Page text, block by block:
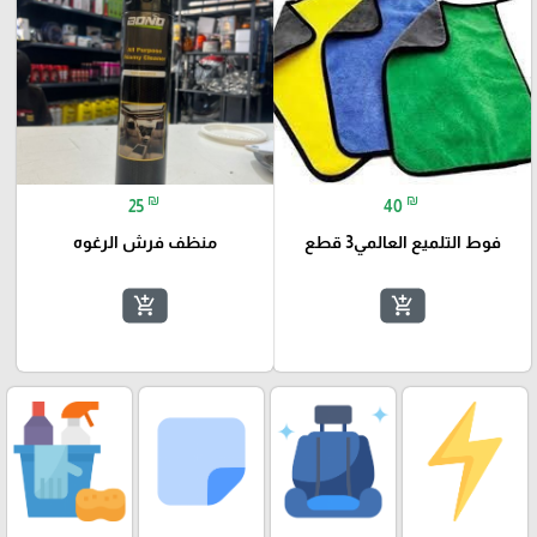
40 ₪
فوط التلميع العالمي3 قطع
add_shopping_cart
25 ₪
منظف فرش الرغوه
add_shopping_cart